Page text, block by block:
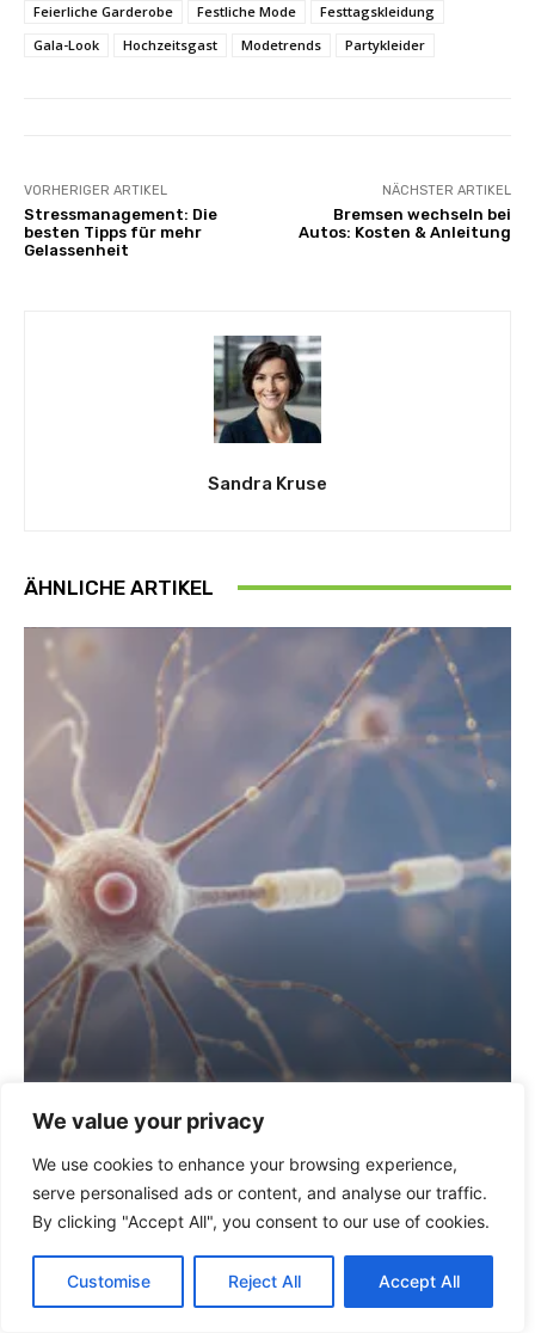
We value your privacy
We use cookies to enhance your browsing experience,
serve personalised ads or content, and analyse our traffic.
By clicking "Accept All", you consent to our use of cookies.
Customise Reject All Accept All
Feierliche Garderobe
Festliche Mode
Festtagskleidung
Gala-Look
Hochzeitsgast Modetrends Partykleider
VORHERIGER ARTIKEL
Stressmanagement: Die
besten Tipps für mehr
Gelassenheit
NÄCHSTER ARTIKEL
Bremsen wechseln bei
Autos: Kosten & Anleitung
Sandra Kruse
ÄHNLICHE ARTIKEL
Aufbau Nervenzelle: Alles was du wissen musst